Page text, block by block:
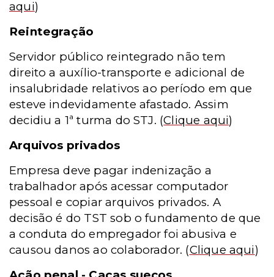
aqui)
Reintegração
Servidor público reintegrado não tem
direito a auxílio-transporte e adicional de
insalubridade relativos ao período em que
esteve indevidamente afastado. Assim
decidiu a 1ª turma do STJ. (Clique aqui)
Arquivos privados
Empresa deve pagar indenização a
trabalhador após acessar computador
pessoal e copiar arquivos privados. A
decisão é do TST sob o fundamento de que
a conduta do empregador foi abusiva e
causou danos ao colaborador. (Clique aqui)